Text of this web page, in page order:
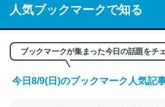
/064121
─GPTの仕組みと限界についての考察（１
人気ブックマークで知る
ブックマークが集まった今日の話題をチ
今日8/9(日)のブックマーク人気記